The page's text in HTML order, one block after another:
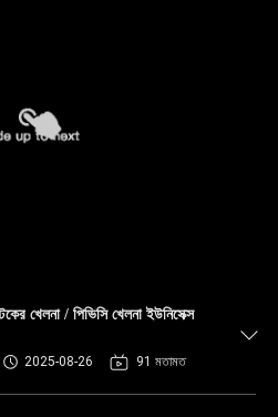
খেলনা / পিভিসি খেলনা ইউনিসেক্স
2025-08-26 91 মতামত